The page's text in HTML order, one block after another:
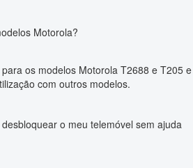
Motorola?
os modelos Motorola T2688 e T205 e
com outros modelos.
o meu telemóvel sem ajuda